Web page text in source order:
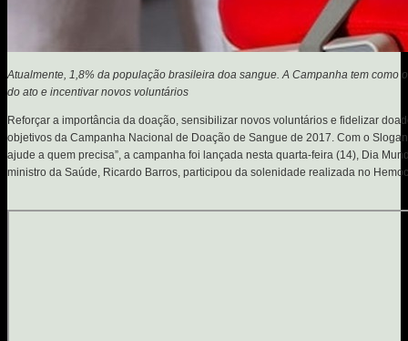
Atualmente, 1,8% da população brasileira doa sangue. A Campanha tem como
do ato e incentivar novos voluntários
Reforçar a importância da doação, sensibilizar novos voluntários e fidelizar
objetivos da Campanha Nacional de Doação de Sangue de 2017. Com o
ajude a quem precisa”, a campanha foi lançada nesta quarta-feira (14), Dia
ministro da Saúde, Ricardo Barros, participou da solenidade realizada no